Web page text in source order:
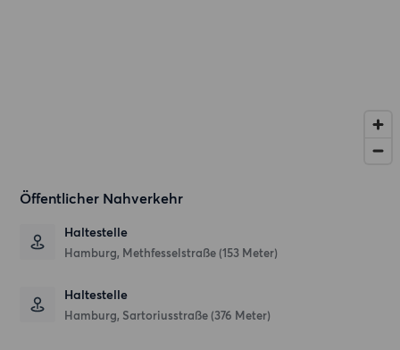
Öffentlicher Nahverkehr
Haltestelle
Hamburg, Methfesselstraße (153 Meter)
Haltestelle
Hamburg, Sartoriusstraße (376 Meter)